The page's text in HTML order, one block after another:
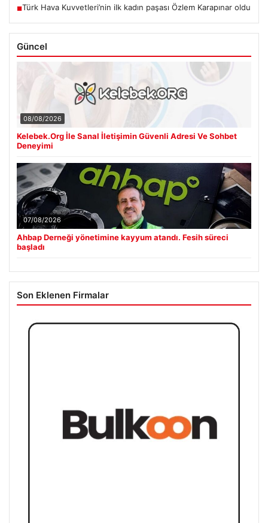
■Türk Hava Kuvvetleri’nin ilk kadın paşası Özlem Karapınar oldu
Güncel
08/08/2026
Kelebek.Org İle Sanal İletişimin Güvenli Adresi Ve Sohbet
Deneyimi
07/08/2026
Ahbap Derneği yönetimine kayyum atandı. Fesih süreci
başladı
Son Eklenen Firmalar